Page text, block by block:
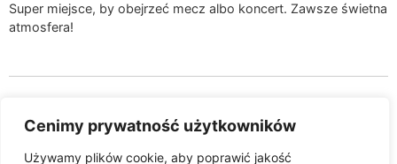
Cenimy prywatność użytkowników
Używamy plików cookie, aby poprawić jakość
Super miejsce, by obejrzeć mecz albo koncert. Zawsze świetna
atmosfera!